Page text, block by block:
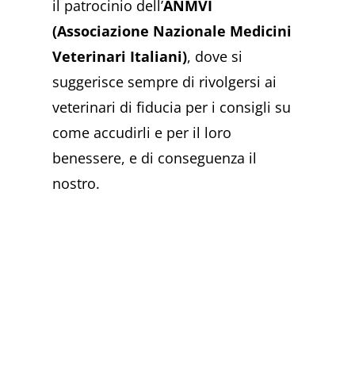
il patrocinio dell’ANMVI
(Associazione Nazionale Medicini
Veterinari Italiani), dove si
suggerisce sempre di rivolgersi ai
veterinari di fiducia per i consigli su
come accudirli e per il loro
benessere, e di conseguenza il
nostro.